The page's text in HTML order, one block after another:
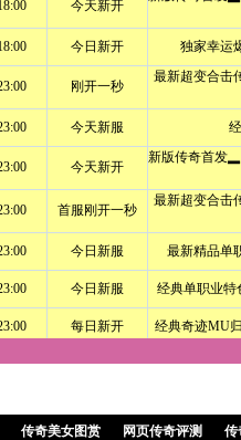
传奇美女图赏 网页传奇评测 传